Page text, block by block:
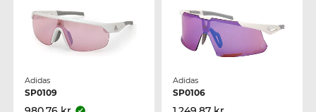
Adidas
SP0109
Adidas
SP0106